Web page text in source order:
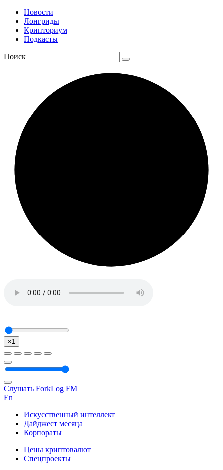
Новости
Лонгриды
Крипториум
Подкасты
Поиск
×1
Слушать ForkLog FM
En
Искусственный интеллект
Дайджест месяца
Корпораты
Цены криптовалют
Спецпроекты